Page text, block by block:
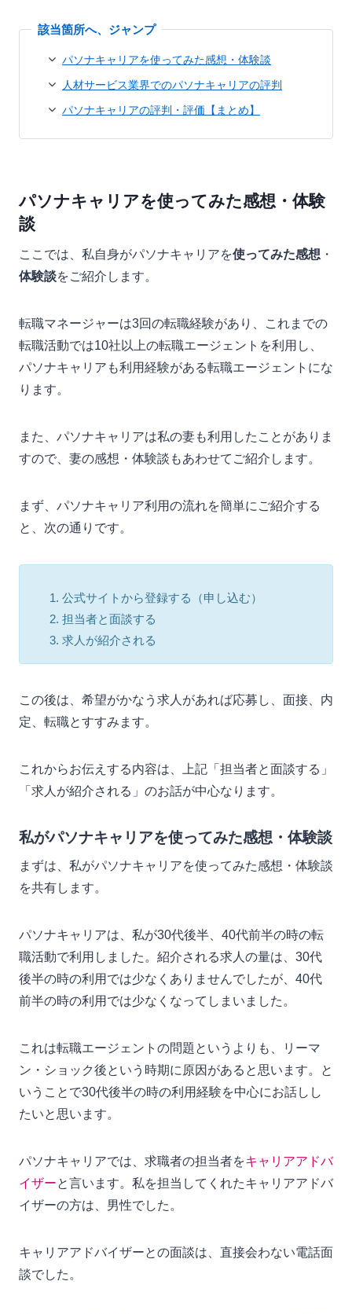
パソナキャリアを使ってみた感想・体験談
人材サービス業界でのパソナキャリアの評判
パソナキャリアの評判・評価【まとめ】
パソナキャリアを使ってみた感想・体験
談
ここでは、私自身がパソナキャリアを使ってみた感想 ・
体験談をご紹介します。
転職マネージャーは3回の転職経験があり、これまでの
転職活動では10社以上の転職エージェントを利用し、
パソナキャリアも利用経験がある転職エージェントにな
ります。
また、パソナキャリアは私の妻も利用したことがありま
すので、妻の感想・体験談もあわせてご紹介します。
まず、パソナキャリア利用の流れを簡単にご紹介する
と、次の通りです。
公式サイトから登録する（申し込む）
担当者と面談する
求人が紹介される
この後は、希望がかなう求人があれば応募し、面接、内
定、転職とすすみます。
これからお伝えする内容は、上記「担当者と面談する」
「求人が紹介される」のお話が中心なります。
私がパソナキャリアを使ってみた感想・体験談
まずは、私がパソナキャリアを使ってみた感想・体験談
を共有します。
パソナキャリアは、私が30代後半、40代前半の時の転
職活動で利用しました。紹介される求人の量は、30代
後半の時の利用では少なくありませんでしたが、40代
前半の時の利用では少なくなってしまいました。
これは転職エージェントの問題というよりも、リーマ
ン・ショック後という時期に原因があると思います。と
いうことで30代後半の時の利用経験を中心にお話しし
たいと思います。
パソナキャリアでは、求職者の担当者をキャリアアドバ
イザーと言います。私を担当してくれたキャリアアドバ
イザーの方は、男性でした。
キャリアアドバイザーとの面談は、直接会わない電話面
談でした。